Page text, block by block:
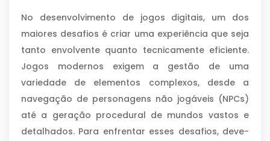
No desenvolvimento de jogos digitais, um dos
maiores desafios é criar uma experiência que seja
tanto envolvente quanto tecnicamente eficiente.
Jogos modernos exigem a gestão de uma
variedade de elementos complexos, desde a
navegação de personagens não jogáveis (NPCs)
até a geração procedural de mundos vastos e
detalhados. Para enfrentar esses desafios, deve-